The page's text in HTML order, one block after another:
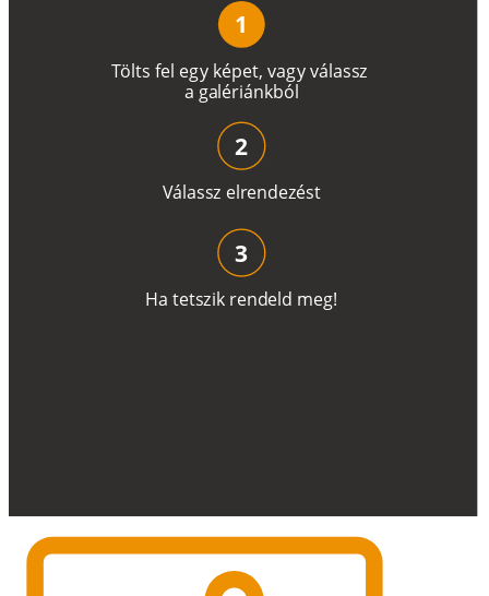
Tölts fel egy képet, vagyválassz
a galériánkból
1
Válassz elrendezést
2
Ha tetszik rendeld meg!
3